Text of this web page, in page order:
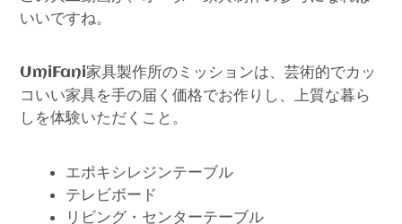
いいですね。
UmiFani家具製作所のミッションは、芸術的でカッ
コいい家具を手の届く価格でお作りし、上質な暮ら
しを体験いただくこと。
エポキシレジンテーブル
テレビボード
リビング・センターテーブル